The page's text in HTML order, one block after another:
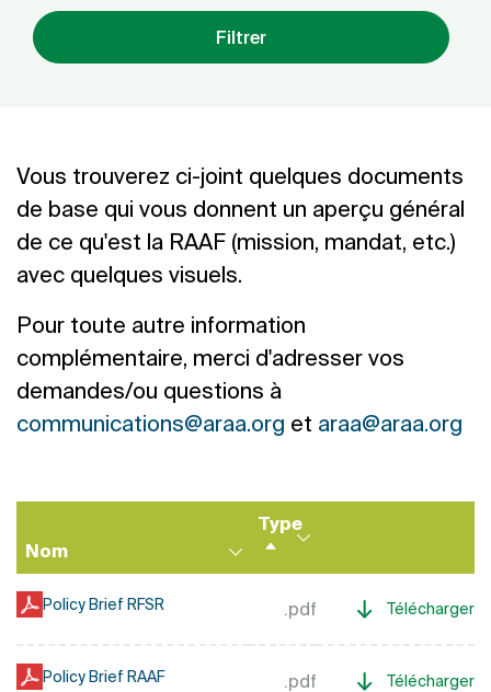
Filtrer
Vous trouverez ci-joint quelques documents
de base qui vous donnent un aperçu général
de ce qu'est la RAAF (mission, mandat, etc.)
avec quelques visuels.
Pour toute autre information
complémentaire, merci d'adresser vos
demandes/ou questions à
communications@araa.org et araa@araa.org
Nom
Type
Trier
par
ordre
Policy Brief RFSR .pdf Télécharger
Policy Brief RAAF .pdf Télécharger